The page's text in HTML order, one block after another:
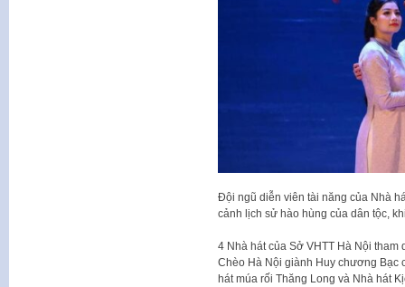
Đội ngũ diễn viên tài năng của Nhà
cảnh lịch sử hào hùng của dân tộc,
4 Nhà hát của Sở VHTT Hà Nội
Chèo Hà Nội giành Huy chương Bạc
hát múa rối Thăng Long và Nhà hát